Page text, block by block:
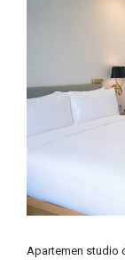
Apartemen studio